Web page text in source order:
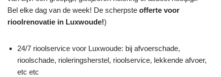
Bel elke dag van de week! De scherpste offerte voor
rioolrenovatie in Luxwoude!)
24/7 rioolservice voor Luxwoude: bij afvoerschade,
rioolschade, rioleringsherstel, rioolservice, lekkende afvoer,
etc etc